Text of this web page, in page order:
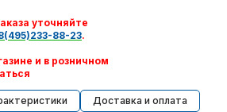
уточняйте
88-23.
и в розничном
Доставка и оплата